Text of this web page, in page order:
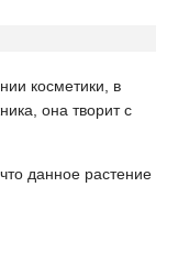
косметики, в
она творит с
данное растение